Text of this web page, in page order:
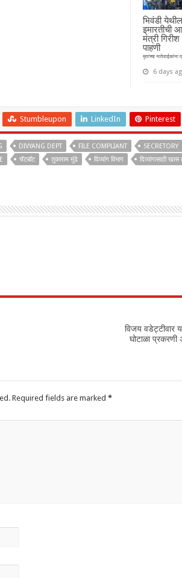
भिवंडी
इमारतीची
मंत्री
पाहणी
मृतांच्या नातेवाईकांना
6 days
Stumbleupon LinkedIn Pinterest
DIVYANG DEPT FILE COMPLIANT
SECRETORY
चॅटबॉट तुकाराम मुंढे दिव्यांग विभाग
दिव्यांगासाठी
विजय वडेट्टीवार
घोटाळा प्रकरणी
Required fields are marked *